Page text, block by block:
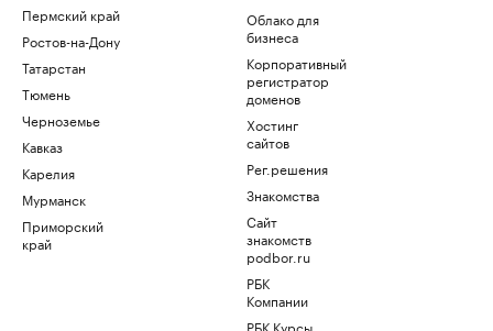
Пермский край
Ростов-на-Дону
Татарстан
Тюмень
Черноземье
Кавказ
Карелия
Мурманск
Приморский
край
Облако для
бизнеса
Корпоративный
регистратор
доменов
Хостинг
сайтов
Рег.решения
Знакомства
Сайт
знакомств
podbor.ru
РБК
Компании
РБК Курсы